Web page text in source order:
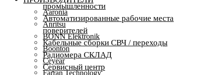
Aaronia
Anritsu
BONN Elektronik
Boonton
Ceyear
Farran Technology
промышленности
Автоматизированные рабочие места
поверителей
Кабельные сборки СВЧ / переходы
Радиомера СКЛАД
Сервисный центр